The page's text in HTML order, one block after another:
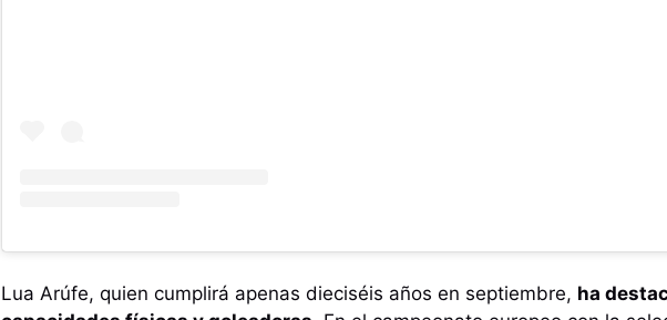
Lua Arúfe, quien cumplirá apenas dieciséis años en septiembre, ha